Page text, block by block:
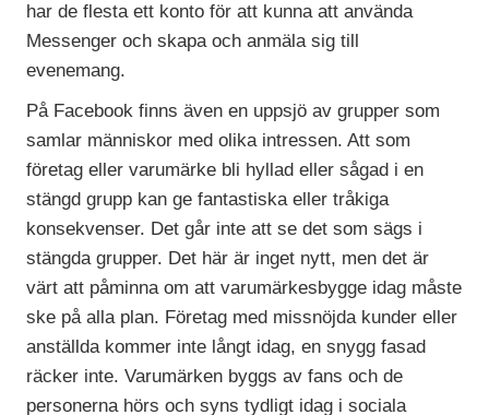
har de flesta ett konto för att kunna att använda
Messenger och skapa och anmäla sig till
evenemang.
På Facebook finns även en uppsjö av grupper som
samlar människor med olika intressen. Att som
företag eller varumärke bli hyllad eller sågad i en
stängd grupp kan ge fantastiska eller tråkiga
konsekvenser. Det går inte att se det som sägs i
stängda grupper. Det här är inget nytt, men det är
värt att påminna om att varumärkesbygge idag måste
ske på alla plan. Företag med missnöjda kunder eller
anställda kommer inte långt idag, en snygg fasad
räcker inte. Varumärken byggs av fans och de
personerna hörs och syns tydligt idag i sociala